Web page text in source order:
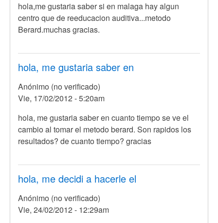
hola,me gustaria saber si en malaga hay algun
centro que de reeducacion auditiva...metodo
Berard.muchas gracias.
hola, me gustaria saber en
Anónimo (no verificado)
Vie, 17/02/2012 - 5:20am
hola, me gustaria saber en cuanto tiempo se ve el
cambio al tomar el metodo berard. Son rapidos los
resultados? de cuanto tiempo? gracias
hola, me decidi a hacerle el
Anónimo (no verificado)
Vie, 24/02/2012 - 12:29am